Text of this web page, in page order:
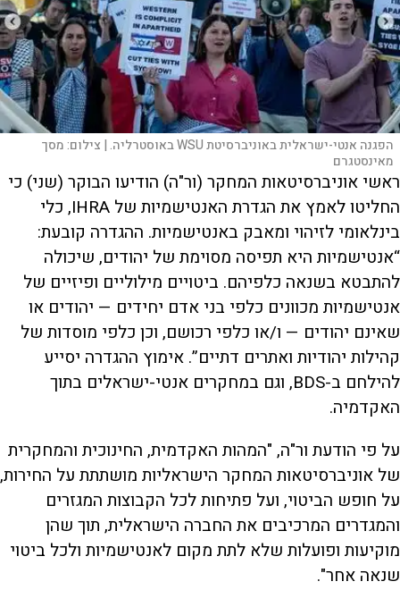
הפגנה אנטי-ישראלית באוניברסיטת WSU באוסטרליה. | צילום:מסך
מאינסטגרם
ראשי אוניברסיטאות המחקר (ור"ה) הודיעו הבוקר (שני) כי
החליטו לאמץ את הגדרת האנטישמיות של IHRA, כלי
בינלאומי לזיהוי ומאבק באנטישמיות. ההגדרה קובעת:
“אנטישמיות היא תפיסה מסוימת של יהודים, שיכולה
להתבטא בשנאה כלפיהם. ביטויים מילוליים ופיזיים של
אנטישמיות מכוונים כלפי בני אדם יחידים — יהודים או
שאינם יהודים — ו/או כלפי רכושם, וכן כלפי מוסדות של
קהילות יהודיות ואתרים דתיים”. אימוץ ההגדרה יסייע
להילחם ב-BDS, וגם במחקרים אנטי-ישראלים בתוך
האקדמיה.
על פי הודעת ור"ה, "המהות האקדמית, החינוכית והמחקרית
של אוניברסיטאות המחקר הישראליות מושתתת על החירות,
על חופש הביטוי, ועל פתיחות לכל הקבוצות המגזרים
והמגדרים המרכיבים את החברה הישראלית, תוך שהן
מוקיעות ופועלות שלא לתת מקום לאנטישמיות ולכל ביטוי
שנאה אחר".